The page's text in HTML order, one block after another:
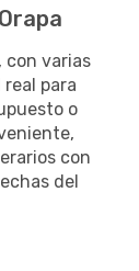
con varias
para
o
con
del